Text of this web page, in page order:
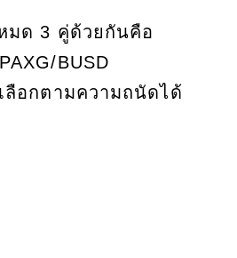
มด 3 คู่ด้วยกันคือ
BUSD
ลือกตามความถนัดได้